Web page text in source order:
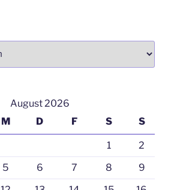
August 2026
M D F S S
1
2
5 6 7 8
9